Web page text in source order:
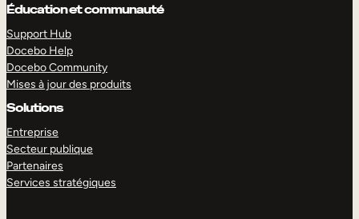
Éducation et communauté
Support Hub
Docebo Help
Docebo Community
Mises à jour des produits
Solutions
Entreprise
Secteur publique
Partenaires
Services stratégiques